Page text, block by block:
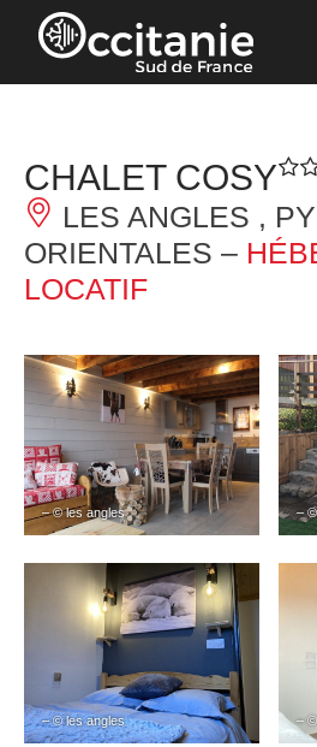
Panneau de gestion des cookies
CHALET COSY
LES ANGLES ,
ORIENTALES –
LOCATIF
– © les angles –
– © les angles –